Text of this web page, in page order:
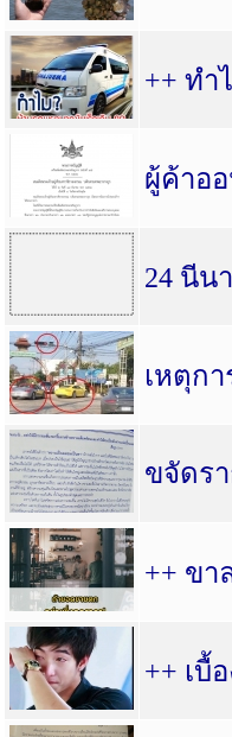
++ ทำ
ผู้ค้าอ
24 นีน
เหตุก
ขจัดร
++ ขา
++ เบื้